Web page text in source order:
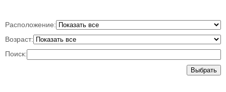
Расположение:
Возраст:
Поиск:
Выбрать